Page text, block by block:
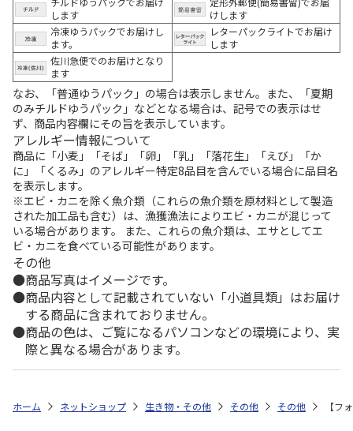
します
けします
冷凍ゆうパックでお届けし
ます。
レターパックライトでお届け
します
佐川急便でのお届けとなり
ます
なお、「普通ゆうパック」の場合は表示しません。また、「夏期
のみチルドゆうパック」などとなる場合は、記号での表示はせ
ず、商品内容欄にその旨を表示しています。
アレルギー情報について
商品に「小麦」「そば」「卵」「乳」「落花生」「えび」「か
に」「くるみ」のアレルギー特定8品目を含んでいる場合に品目名
を表示します。
※エビ・カニを除く魚介類（これらの魚介類を原材料として製造
された加工品も含む）は、漁獲漁法によりエビ・カニが混じって
いる場合があります。 また、これらの魚介類は、エサとしてエ
ビ・カニを食べている可能性があります。
その他
商品写真はイメージです。
商品内容として記載されていない「小道具類」はお届け
する商品に含まれておりません。
商品の色は、ご覧になるパソコンなどの環境により、実
際と異なる場合があります。
ホーム ネットショップ 生き物・その他 その他 その他 【フ